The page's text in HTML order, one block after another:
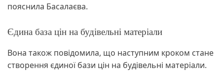
пояснила Басалаєва.
Єдина база цін на будівельні матеріали
Вона також повідомила, що наступним кроком стане
створення єдиної бази цін на будівельні матеріали.